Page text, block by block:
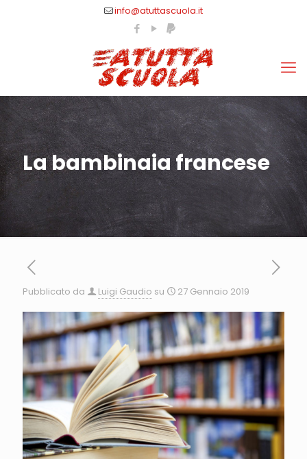
info@atuttascuola.it
La bambinaia francese
Pubblicato da Luigi Gaudio su 27 Gennaio 2019